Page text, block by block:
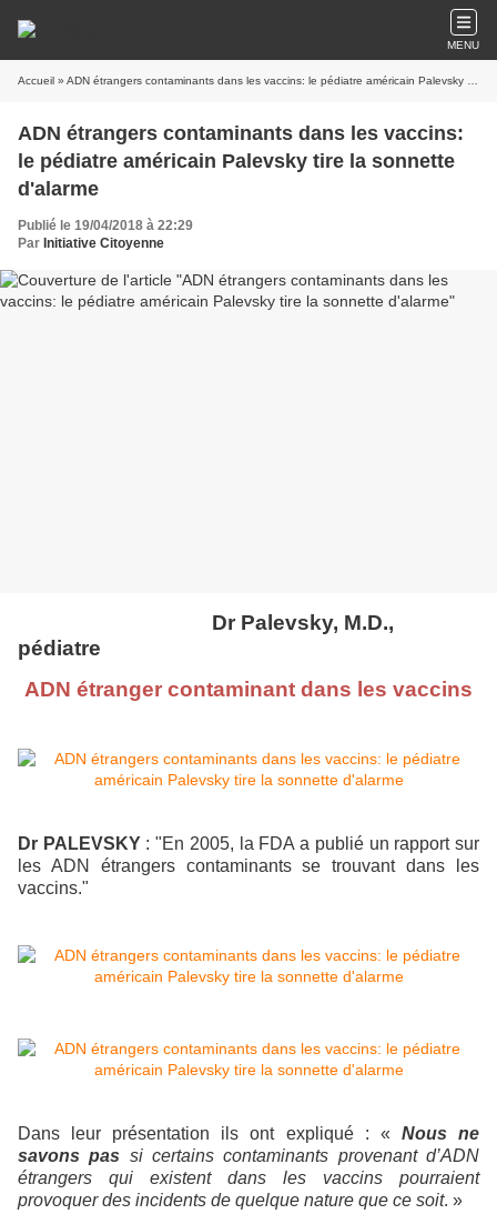
MENU
Accueil » ADN étrangers contaminants dans les vaccins: le pédiatre américain Palevsky tire la sonnette d'alarme
ADN étrangers contaminants dans les vaccins:
le pédiatre américain Palevsky tire la sonnette
d'alarme
Publié le 19/04/2018 à 22:29
Par Initiative Citoyenne
Dr Palevsky, M.D.,
pédiatre
ADN étranger contaminant dans les vaccins
Dr PALEVSKY: "En 2005, la FDA a publié un rapport sur
les ADN étrangers contaminants se trouvant dans les
vaccins."
Dans leur présentation ils ont expliqué : « Nous ne
savons pas si certains contaminants provenant d’ADN
étrangers qui existent dans les vaccins pourraient
provoquer des incidents de quelque nature que ce soit. »